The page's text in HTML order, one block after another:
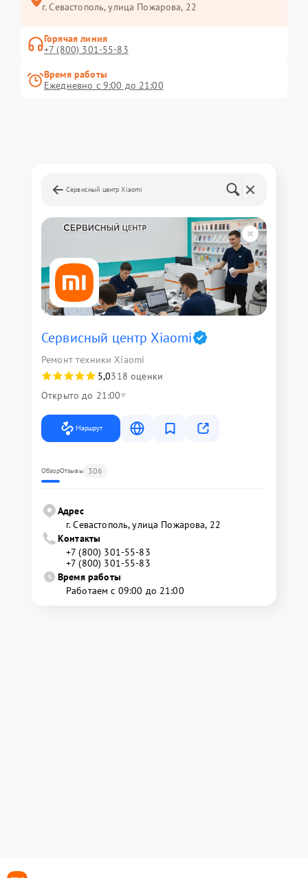
г. Севастополь, улица Пожарова, 22
Горячая линия
+7 (800) 301-55-83
Время работы
Ежедневно с 9:00 до 21:00
Сервисный центр Xiaomi
Сервисный центр Xiaomi
Ремонт техники Xiaomi
5,0318 оценки
Открыто до 21:00
Маршрут
ОбзорОтзывы 306
Адрес
г. Севастополь, улица Пожарова, 22
Контакты
+7 (800) 301-55-83
+7 (800) 301-55-83
Время работы
Работаем с 09:00 до 21:00